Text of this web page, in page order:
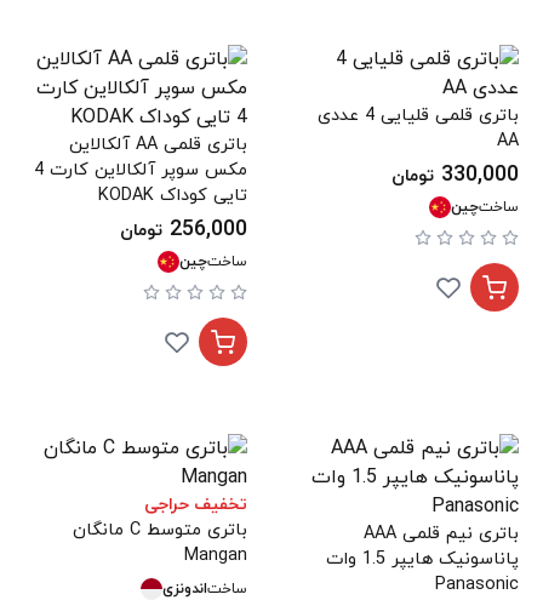
باتری قلمی قلیایی 4 عددی
AA
330,000 تومان
ساختچین
باتری قلمی AA آلکالاین
مکس سوپر آلکالاین کارت 4
تایی کوداک KODAK
256,000 تومان
ساختچین
باتری نیم قلمی AAA
پاناسونیک هایپر 1.5 وات
Panasonic
تخفیف حراجی
باتری متوسط C مانگان
Mangan
ساختاندونزی